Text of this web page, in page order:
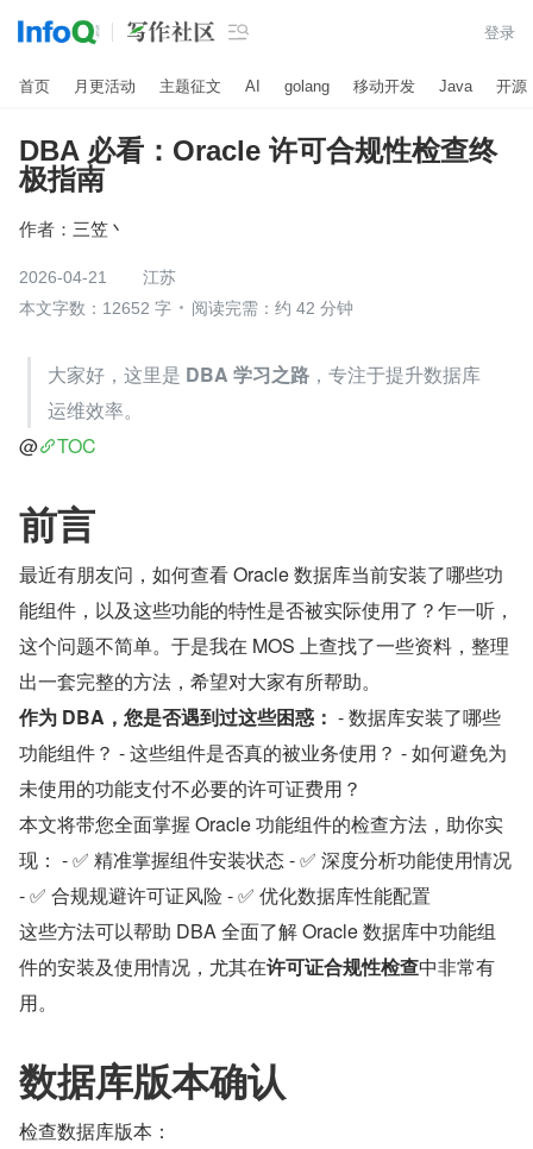
 登录
首页 月更活动 主题征文 AI golang 移动开发 Java 开源
DBA 必看：Oracle 许可合规性检查终
极指南
作者： 三笠丶
2026-04-21
江苏
本文字数：12652 字
阅读完需：约 42 分钟
大家好，这里是 DBA 学习之路 ，专注于提升数据库
运维效率。
@
TOC
前言
最近有朋友问，如何查看 Oracle 数据库当前安装了哪些功
能组件，以及这些功能的特性是否被实际使用了？乍一听，
这个问题不简单。于是我在 MOS 上查找了一些资料，整理
出一套完整的方法，希望对大家有所帮助。
作为 DBA，您是否遇到过这些困惑： - 数据库安装了哪些
功能组件？ - 这些组件是否真的被业务使用？ - 如何避免为
未使用的功能支付不必要的许可证费用？
本文将带您全面掌握 Oracle 功能组件的检查方法，助你实
现： - ✅ 精准掌握组件安装状态 - ✅ 深度分析功能使用情况
- ✅ 合规规避许可证风险 - ✅ 优化数据库性能配置
这些方法可以帮助 DBA 全面了解 Oracle 数据库中功能组
件的安装及使用情况，尤其在许可证合规性检查中非常有
用。
数据库版本确认
检查数据库版本：